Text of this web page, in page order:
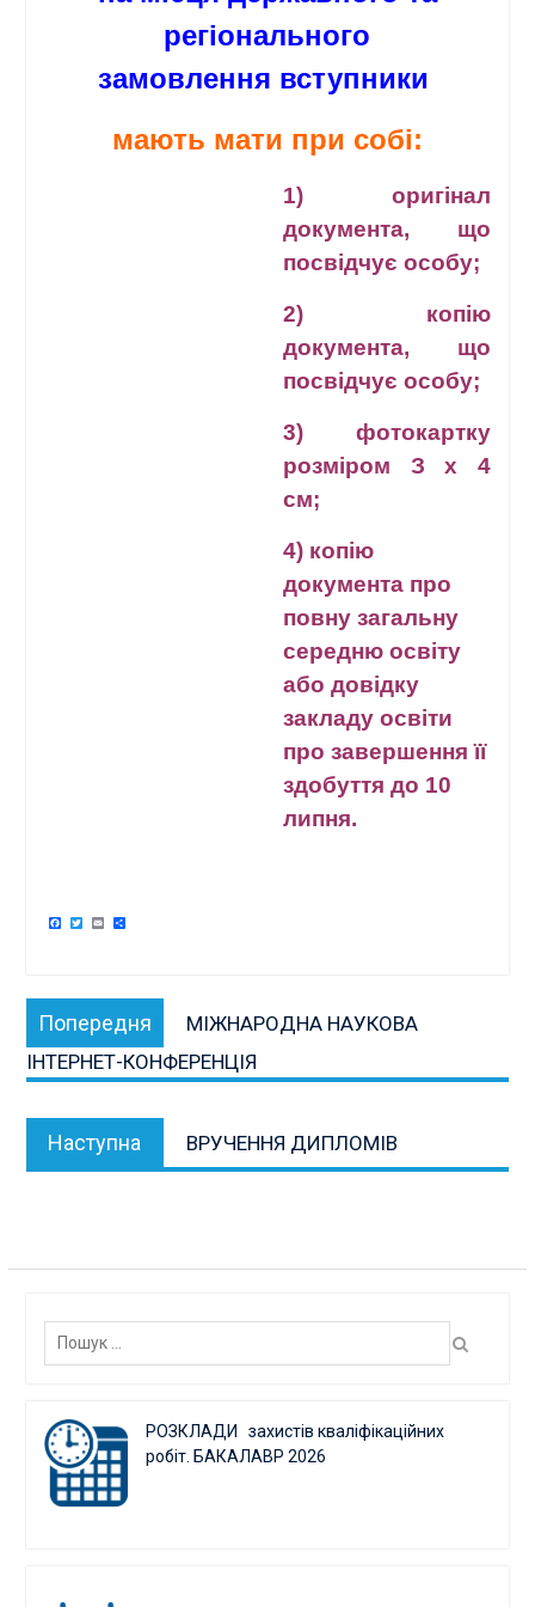
регіонального
замовлення вступники
мають мати при собі:
1) оригінал
документа, що
посвідчує особу;
2) копію
документа, що
посвідчує особу;
3) фотокартку
розміром З х 4
см;
4) копію
документа про
повну загальну
середню освіту
або довідку
закладу освіти
про завершення її
здобуття до 10
липня.
Facebook
Twitter
EmailПоділитися
Навігація
записів
Попередня
публікація:
МІЖНАРОДНА НАУКОВА
ІНТЕРНЕТ-КОНФЕРЕНЦІЯ
Наступна
публікація:
ВРУЧЕННЯ ДИПЛОМІВ
Пошук:
РОЗКЛАДИ захистів кваліфікаційних
робіт. БАКАЛАВР 2026